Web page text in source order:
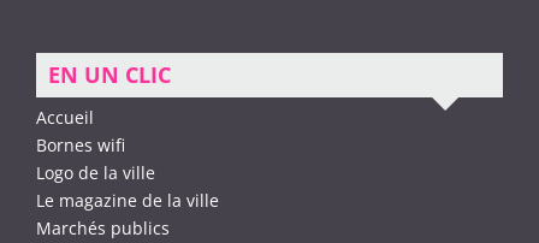
EN UN CLIC
Accueil
Bornes wifi
Logo de la ville
Le magazine de la ville
Marchés publics